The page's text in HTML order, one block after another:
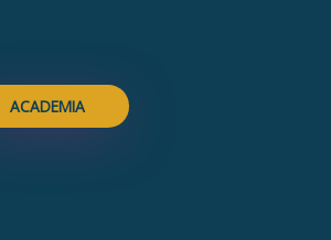
ACADEMIA